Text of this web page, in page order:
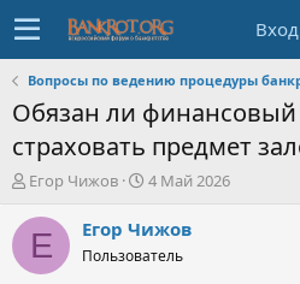
Вход
Вопросы по ведению процедуры
Обязан ли
страховать предмет
А
т
о
р
Егор Чижов
Д
т
н
4 Май 2026
Е Егор Чижов
Пользователь